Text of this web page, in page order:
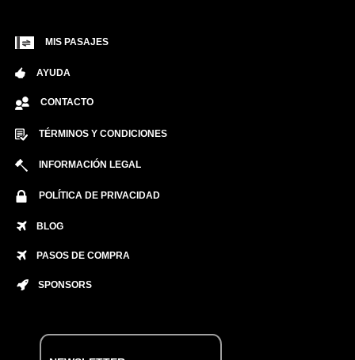
MIS PASAJES
AYUDA
CONTACTO
TÉRMINOS Y CONDICIONES
INFORMACIÓN LEGAL
POLÍTICA DE PRIVACIDAD
BLOG
PASOS DE COMPRA
SPONSORS